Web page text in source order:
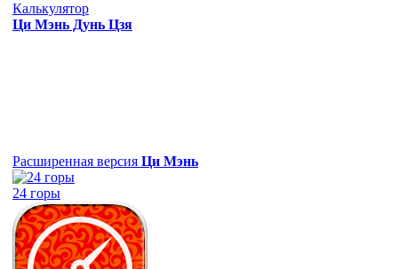
Калькулятор
Ци Мэнь Дунь Цзя
Расширенная версия Ци Мэнь
24 горы